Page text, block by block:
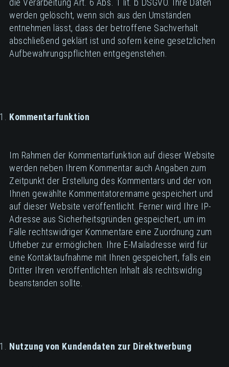
die Verarbeitung Art. 6 Abs. 1 lit. b DSGVO. Ihre Daten
werden gelöscht, wenn sich aus den Umständen
entnehmen lässt, dass der betroffene Sachverhalt
abschließend geklärt ist und sofern keine gesetzlichen
Aufbewahrungspflichten entgegenstehen.
Kommentarfunktion
Im Rahmen der Kommentarfunktion auf dieser Website
werden neben Ihrem Kommentar auch Angaben zum
Zeitpunkt der Erstellung des Kommentars und der von
Ihnen gewählte Kommentatorenname gespeichert und
auf dieser Website veröffentlicht. Ferner wird Ihre IP-
Adresse aus Sicherheitsgründen gespeichert, um im
Falle rechtswidriger Kommentare eine Zuordnung zum
Urheber zur ermöglichen. Ihre E-Mailadresse wird für
eine Kontaktaufnahme mit Ihnen gespeichert, falls ein
Dritter Ihren veröffentlichten Inhalt als rechtswidrig
beanstanden sollte.
Nutzung von Kundendaten zur Direktwerbung